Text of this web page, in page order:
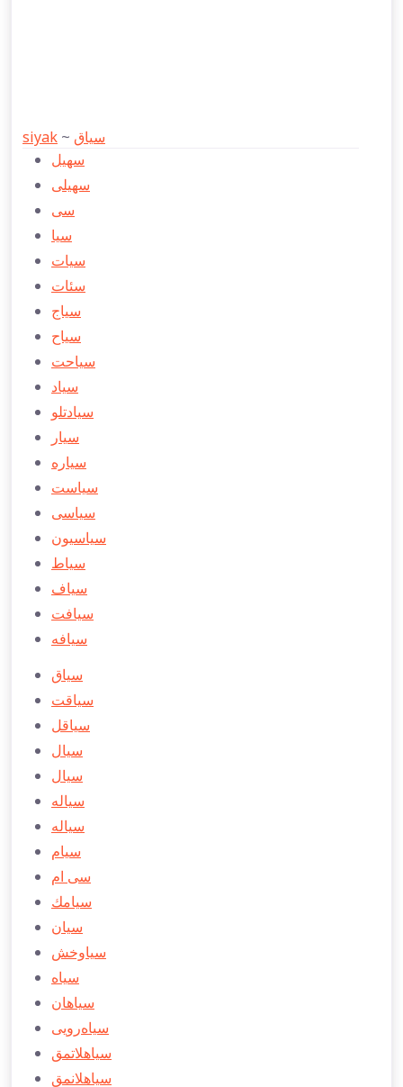
siyak ~ سياق
سهیل
سهیلی
سی
سیا
سیات
سئات
سیاج
سیاح
سیاحت
سیاد
سیادتلو
سیار
سياره
سياست
سياسی
سياسیون
سیاط
سیاف
سیافت
سيافه
سياق
سياقت
سياقل
سيال
سیال
سياله
سیاله
سیام
سی ام
سیامك
سیان
سیاوخش
سیاه
سیاهان
سیاه‌رویی
سیاهلاتمق
سیاهلانمق